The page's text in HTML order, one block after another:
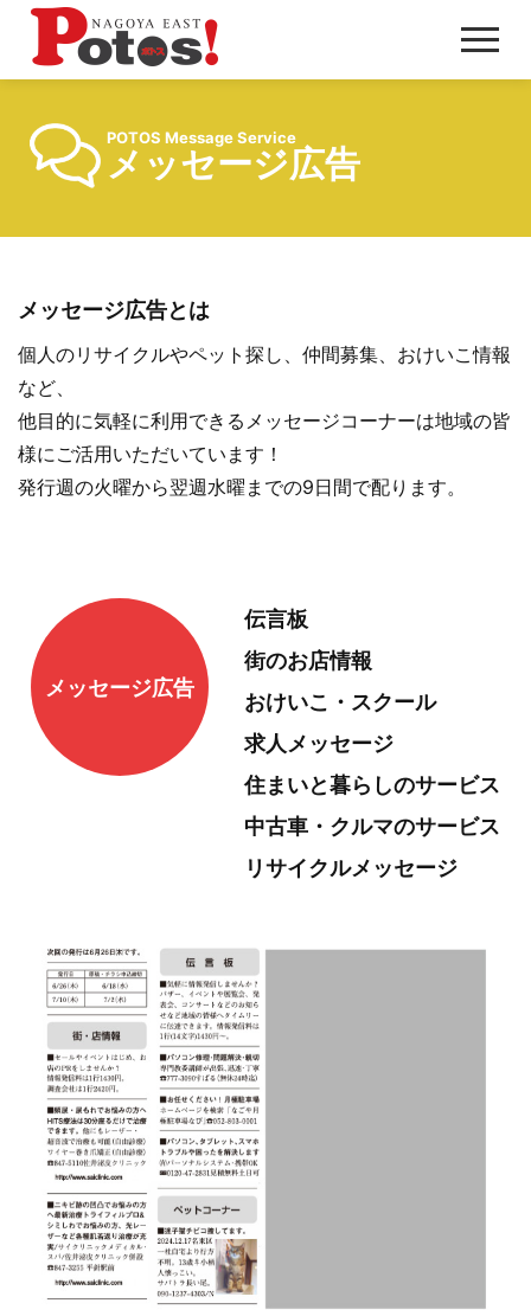
メ
ニ
POTOS Message Service
メッセージ広告
メッセージ広告とは
個人のリサイクルやペット探し、仲間募集、おけいこ情報
など、
他目的に気軽に利用できるメッセージコーナーは地域の皆
様にご活用いただいています！
発行週の火曜から翌週水曜までの9日間で配ります。
メッセージ広告
伝言板
街のお店情報
おけいこ・スクール
求人メッセージ
住まいと暮らしのサービス
中古車・クルマのサービス
リサイクルメッセージ